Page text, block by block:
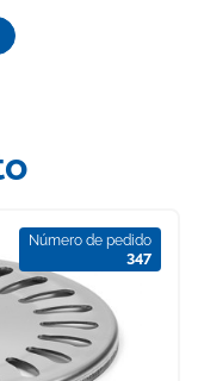
Número de pedido
347